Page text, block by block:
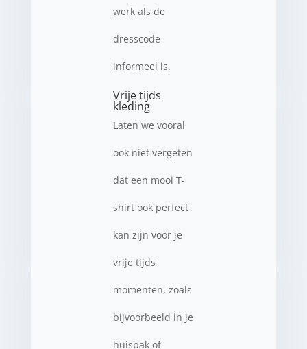
werk als de
dresscode
informeel is.
Vrije tijds
kleding
Laten we vooral
ook niet vergeten
dat een mooi T-
shirt ook perfect
kan zijn voor je
vrije tijds
momenten, zoals
bijvoorbeeld in je
huispak of